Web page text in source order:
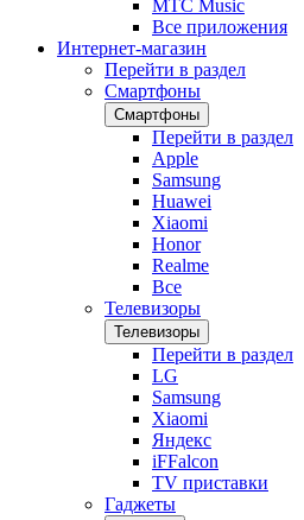
МТС Music
Все приложения
Интернет-магазин
Перейти в раздел
Смартфоны
Смартфоны
Перейти в раздел
Apple
Samsung
Huawei
Xiaomi
Honor
Realme
Все
Телевизоры
Телевизоры
Перейти в раздел
LG
Samsung
Xiaomi
Яндекс
iFFalcon
TV приставки
Гаджеты